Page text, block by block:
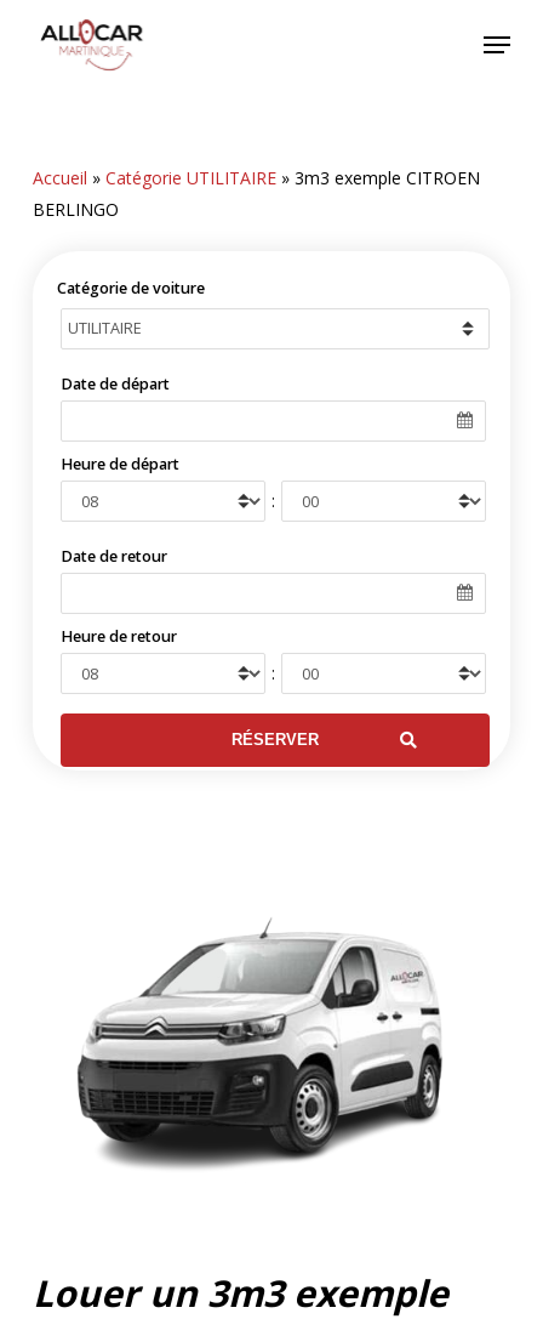
Menu
Accueil » Catégorie UTILITAIRE» 3m3 exemple CITROEN
BERLINGO
Catégorie de voiture
Date de départ
Heure de départ
:
Date de retour
Heure de retour
:
Louer un 3m3 exemple